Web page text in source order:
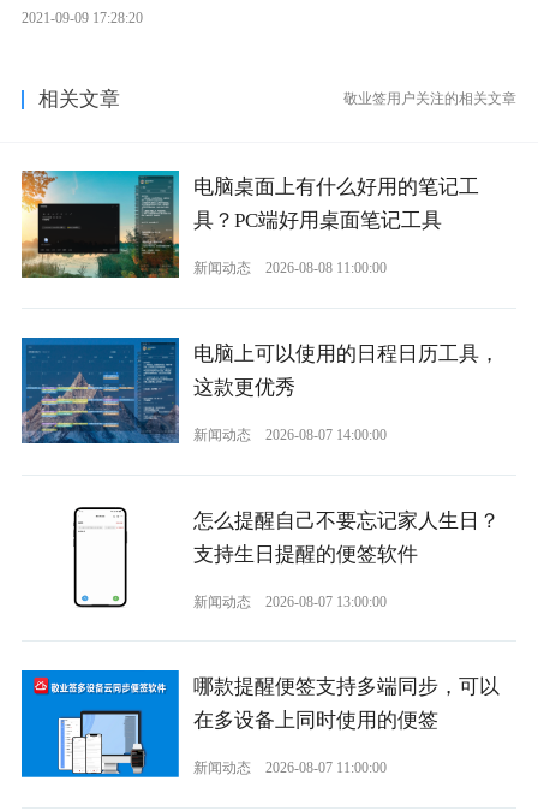
2021-09-09 17:28:20
相关文章 敬业签用户关注的相关文章
电脑桌面上有什么好用的笔记工
具？PC端好用桌面笔记工具
新闻动态 2026-08-08 11:00:00
电脑上可以使用的日程日历工具，
这款更优秀
新闻动态 2026-08-07 14:00:00
怎么提醒自己不要忘记家人生日？
支持生日提醒的便签软件
新闻动态 2026-08-07 13:00:00
哪款提醒便签支持多端同步，可以
在多设备上同时使用的便签
新闻动态 2026-08-07 11:00:00